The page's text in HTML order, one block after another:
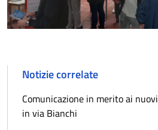
Notizie correlate
Comunicazione in merito ai
in via Bianchi